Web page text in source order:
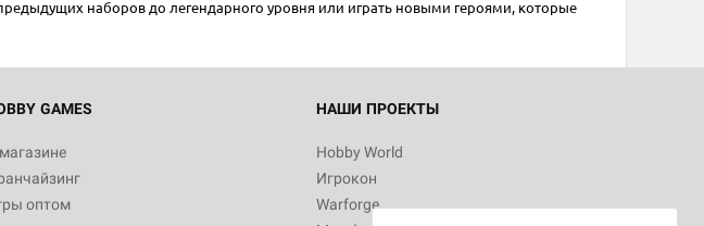
наборов до легендарного уровня или играть новыми героями, которые
GAMES
оптом
НАШИ ПРОЕКТЫ
Hobby World
Игрокон
Warforge
Белая смерть
12 990
Настольная игра Hobby World Берсерк.